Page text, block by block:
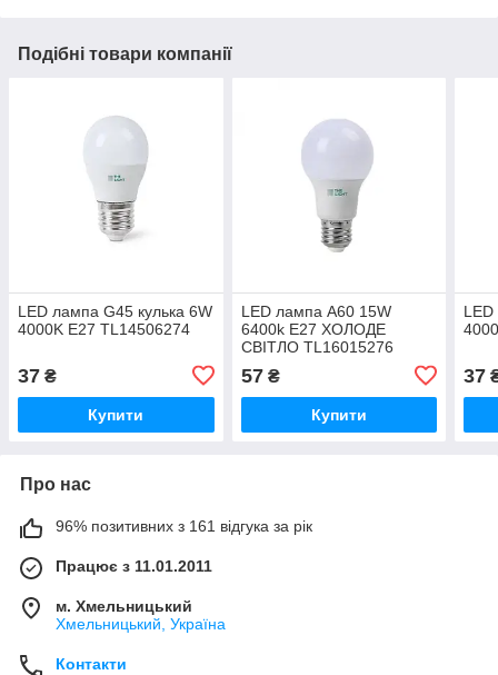
Подібні товари компанії
LED лампа G45 кулька 6W
4000K E27 TL14506274
37 ₴
Купити
LED лампа А60 15W
6400k E27 ХОЛОДЕ
СВІТЛО TL16015276
57₴
Купити
37
Про нас
96% позитивних з 161 відгука за рік
Працює з 11.01.2011
м. Хмельницький
Хмельницький, Україна
Контакти